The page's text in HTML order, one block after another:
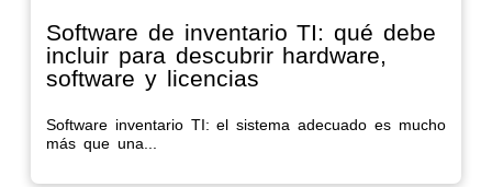
Software de inventario TI: qué debe
incluir para descubrir hardware,
software y licencias
Software inventario TI: el sistema adecuado es mucho
más que una...